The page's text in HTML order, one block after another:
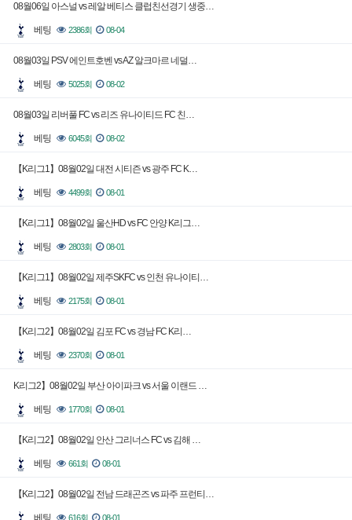
08월06일 아스널 vs 레알 베티스 클럽친선경기 생중…
베팅 2386회 08-04
08월03일 PSV 에인트호벤 vs AZ 알크마르 네덜…
베팅 5025회 08-02
08월03일 리버풀 FC vs 리즈 유나이티드 FC 친…
베팅 6045회 08-02
【K리그1】08월02일 대전 시티즌 vs 광주 FC K…
베팅 4499회 08-01
【K리그1】08월02일 울산HD vs FC 안양 K리그…
베팅 2803회 08-01
【K리그1】08월02일 제주SKFC vs 인천 유나이티…
베팅 2175회 08-01
【K리그2】08월02일 김포 FC vs 경남 FC K리…
베팅 2370회 08-01
K리그2】08월02일 부산 아이파크 vs 서울 이랜드 …
베팅 1770회 08-01
【K리그2】08월02일 안산 그리너스 FC vs 김해 …
베팅 661회 08-01
【K리그2】08월02일 전남 드래곤즈 vs 파주 프런티…
616회 08-01